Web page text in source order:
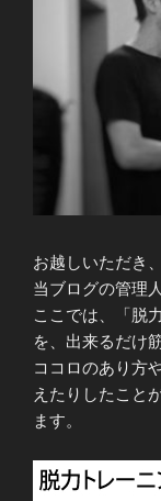
お越しいただき
当ブログの管理
ここでは、「脱
を、出来るだけ
ココロのあり方
えたりしたこと
ます。